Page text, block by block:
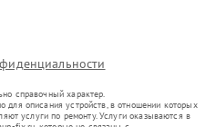
справочный характер.
для описания устройств, в отношении которых
услуги по ремонту. Услуги оказываются в